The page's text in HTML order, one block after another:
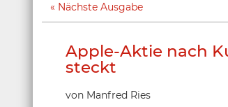
Nächste Ausgabe
Apple-Aktie nach
steckt
von Manfred Ries